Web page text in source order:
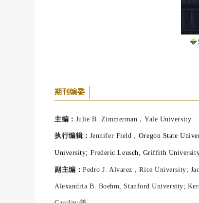
期刊编委
主编： Julie B. Zimmerman，Yale University
执行编辑： Jennifer Field， Oregon State
University; Frederic Leusch, Griffith
副主编：Pedro J. Alvarez，Rice University;
Alexandria B. Boehm, Stanford University;